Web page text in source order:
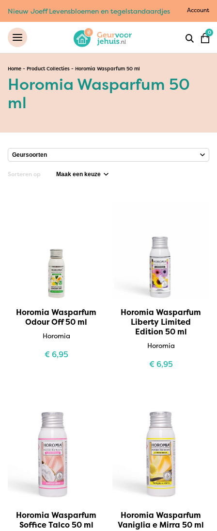
Nieuw Joeff Levensbloemen en tegelstandaardjes Account
0
Home - Product Collecties - Horomia Wasparfum 50 ml
Horomia Wasparfum 50
ml
Sorteren op
Horomia Wasparfum
Odour Off 50 ml
Horomia
€6,95
Horomia Wasparfum
Liberty Limited
Edition 50 ml
Horomia
€6,95
Horomia Wasparfum
Soffice Talco 50 ml
Horomia Wasparfum
Vaniglia e Mirra 50 ml